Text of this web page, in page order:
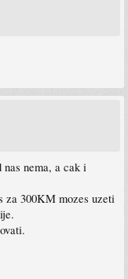
nema, a cak i
za 300KM mozes uzeti